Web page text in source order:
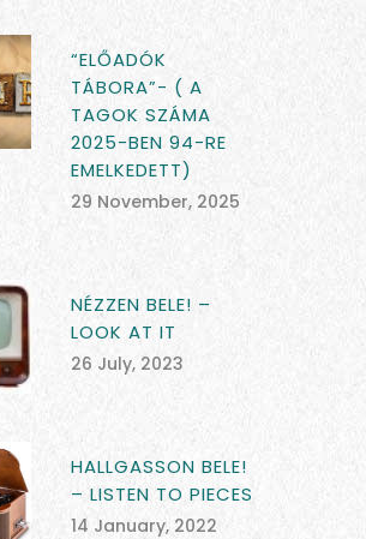
“ELŐADÓK
TÁBORA”- ( A
TAGOK SZÁMA
2025-BEN 94-RE
EMELKEDETT)
29 November, 2025
NÉZZEN BELE! –
LOOK AT IT
26 July, 2023
HALLGASSON BELE!
– LISTEN TO PIECES
14 January, 2022